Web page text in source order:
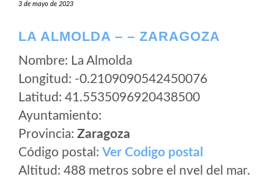
3 de mayo de 2023
LA ALMOLDA – – ZARAGOZA
Nombre: La Almolda
Longitud: -0.2109090542450076
Latitud: 41.5535096920438500
Ayuntamiento:
Provincia: Zaragoza
Código postal: Ver Codigo postal
Altitud: 488 metros sobre el nvel del mar.